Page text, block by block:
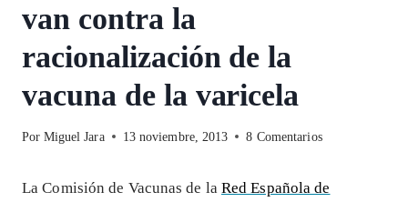
van contra la
racionalización de la
vacuna de la varicela
Por Miguel Jara 13 noviembre, 2013 8 Comentarios
La Comisión de Vacunas de la Red Española de